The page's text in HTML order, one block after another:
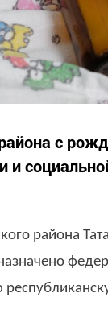
с
и
района